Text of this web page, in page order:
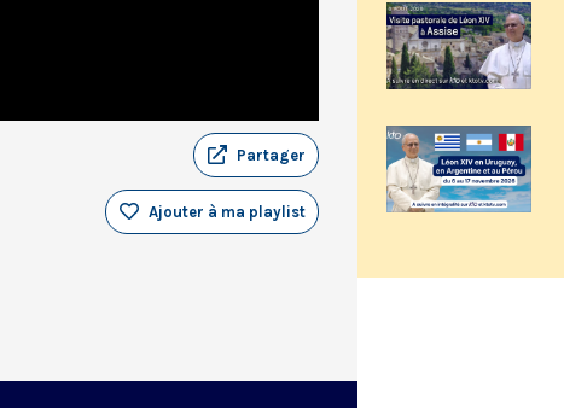
Partager
Ajouter à ma playlist